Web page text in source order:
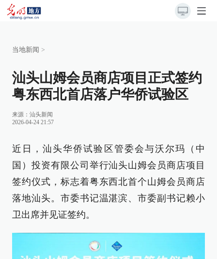
当地新闻 >
汕头山姆会员商店项目正式签约
粤东西北首店落户华侨试验区
来源： 汕头新闻
2026-04-24 21:57
近日，汕头华侨试验区管委会与沃尔玛（中
国）投资有限公司举行汕头山姆会员商店项目
签约仪式，标志着粤东西北首个山姆会员商店
落地汕头。市委书记温湛滨、市委副书记赖小
卫出席并见证签约。